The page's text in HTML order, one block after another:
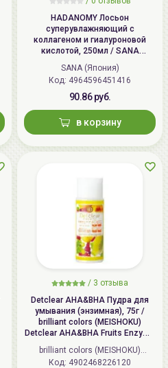
HADANOMY Лосьон
суперувлажняющий с
коллагеном и гиалуроновой
кислотой, 250мл / SANA
HADANOMY Collagen mist
SANA (Япония)
Код: 4964596451416
90.86 руб.
в корзину
/ 3 отзыва
Detclear AHA&BHA Пудра для
умывания (энзимная), 75г /
brilliant colors (MEISHOKU)
Detclear AHA&BHA Fruits Enzyme
Powder Wash
brilliant colors (MEISHOKU)
(Япония)
Код: 4902468226120